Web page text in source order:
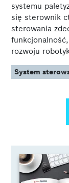
systemu
się sterownik
sterowania
rozwoju
System